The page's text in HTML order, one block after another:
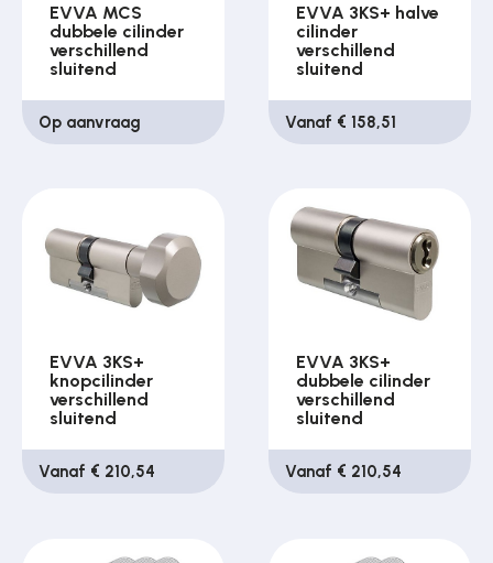
EVVA MCS
dubbele cilinder
verschillend
sluitend
Op aanvraag
EVVA 3KS+ halve
cilinder
verschillend
sluitend
Vanaf € 158,51
EVVA 3KS+
knopcilinder
verschillend
sluitend
Vanaf € 210,54
EVVA 3KS+
dubbele cilinder
verschillend
sluitend
Vanaf € 210,54